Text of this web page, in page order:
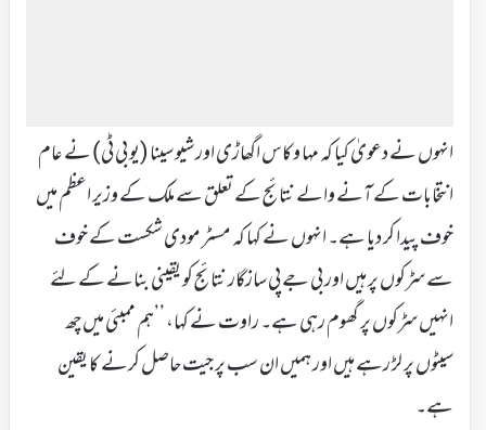
انہوں نے دعویٰ کیا کہ مہا وکاس اگھاڑی اور شیو سینا (یو بی ٹی) نے عام
انتخابات کے آنے والے نتائج کے تعلق سے ملک کے وزیر اعظم میں
خوف پیدا کر دیا ہے۔ انہوں نے کہا کہ مسٹر مودی شکست کے خوف
سے سڑکوں پر ہیں اور بی جے پی سازگار نتائج کو یقینی بنانے کے لئے
انہیں سڑکوں پر گھوم رہی ہے۔ راوت نے کہا، ’’ہم ممبئی میں چھ
سیٹوں پر لڑ رہے ہیں اور ہمیں ان سب پر جیت حاصل کرنے کا یقین
ہے۔